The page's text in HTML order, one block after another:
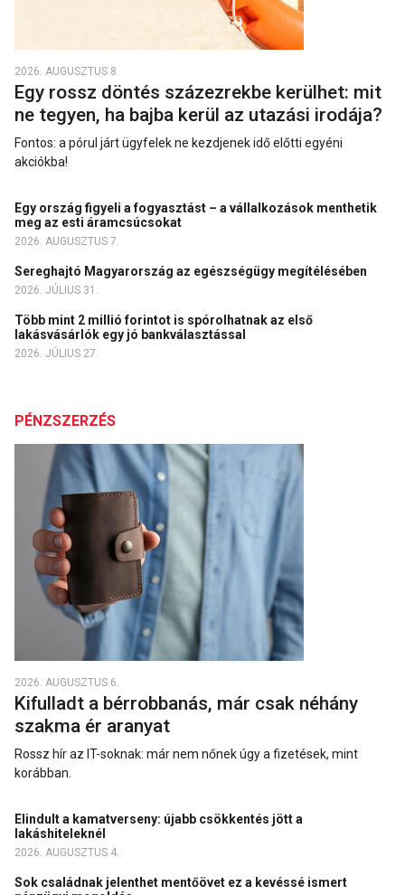
2026. AUGUSZTUS 8.
Egy rossz döntés százezrekbe kerülhet: mit
ne tegyen, ha bajba kerül az utazási irodája?
Fontos: a pórul járt ügyfelek ne kezdjenek idő előtti egyéni
akciókba!
Egy ország figyeli a fogyasztást – a vállalkozások menthetik
meg az esti áramcsúcsokat
2026. AUGUSZTUS 7.
Sereghajtó Magyarország az egészségügy megítélésében
2026. JÚLIUS 31.
Több mint 2 millió forintot is spórolhatnak az első
lakásvásárlók egy jó bankválasztással
2026. JÚLIUS 27.
PÉNZSZERZÉS
2026. AUGUSZTUS 6.
Kifulladt a bérrobbanás, már csak néhány
szakma ér aranyat
Rossz hír az IT-soknak: már nem nőnek úgy a fizetések, mint
korábban.
Elindult a kamatverseny: újabb csökkentés jött a
lakáshiteleknél
2026. AUGUSZTUS 4.
Sok családnak jelenthet mentőövet ez a kevéssé ismert